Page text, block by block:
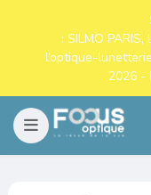
: SILMO
l’optique-
2026 -